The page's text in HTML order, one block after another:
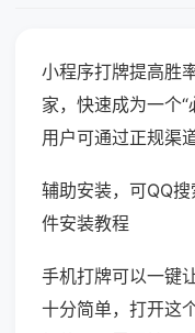
小程序打牌提高胜
家，快速成为一个
用户可通过正规渠
辅助安装，可QQ
件安装教程
手机打牌可以一键
十分简单，打开这